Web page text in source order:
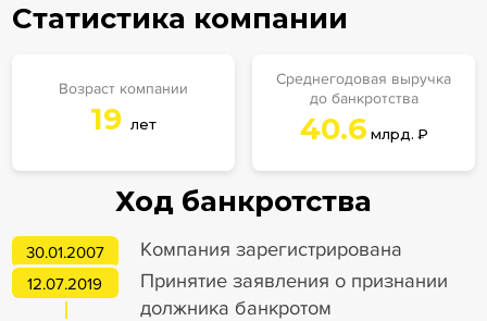
Статистика компании
Возраст компании
19 лет
Среднегодовая выручка
до банкротства
40.6 млрд. ₽
Ход банкротства
30.01.2007 Компания зарегистрирована
12.07.2019
Принятие заявления о признании
должника банкротом